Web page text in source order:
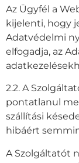
Az Ügyfél a
kijelenti, hogy
Adatvédelmi
elfogadja, az
2.2. A
pontatlanul
szállítási
hibáért
A Szolgáltatót